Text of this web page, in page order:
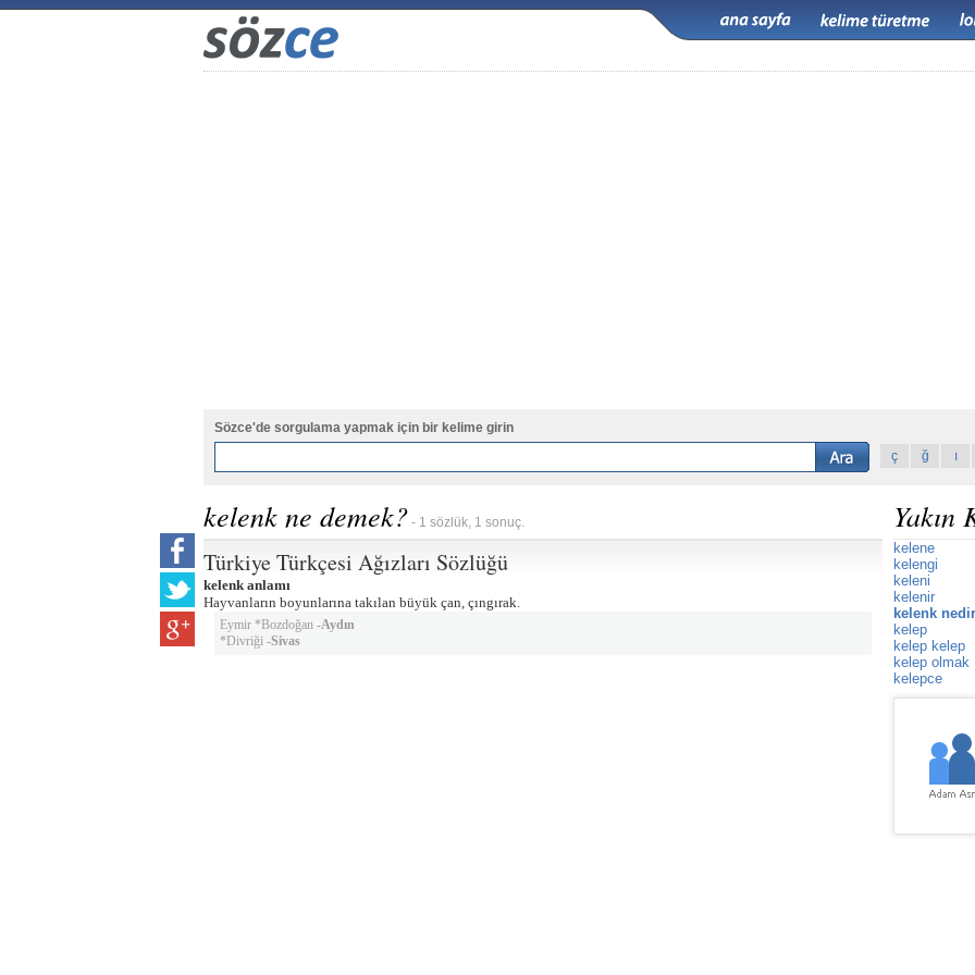
Sözce'de sorgulama yapmak için bir kelime girin
ç
ğ ı
kelenk ne demek? - 1 sözlük, 1 sonuç.
Türkiye Türkçesi Ağızları Sözlüğü
kelenk anlamı
Hayvanların boyunlarına takılan büyük çan, çıngırak.
Eymir *Bozdoğan -Aydın
*Divriği -Sivas
Yakın
kelene
kelengi
keleni
kelenir
kelenk
kelep
kelep kelep
kelep olmak
kelepce